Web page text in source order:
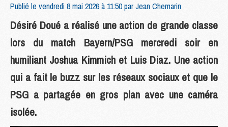
Publié le vendredi 8 mai 2026 à 11:50 parJean Chemarin
Désiré Doué a réalisé une action de grande classe
lors du match Bayern/PSG mercredi soir en
humiliant Joshua Kimmich et Luis Diaz. Une action
qui a fait le buzz sur les réseaux sociaux et que le
PSG a partagée en gros plan avec une caméra
isolée.